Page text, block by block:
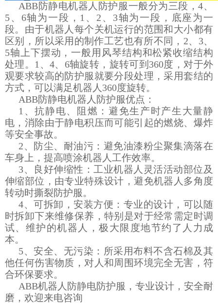
ABB防静电机器人防护服一般分为三段，4、
5、6轴为一段，1、2、3轴为一段，底座为一
段。由于机器人每个关机运行的范围和大小都有
区别，所以采用的制作工艺也有所不同，2、3、
5轴上下摆动，一般用风琴结构和松紧收缩结构
处理。1、4、6轴旋转，旋转可到360度，对于外
观要求较高的防护服就要分段处理，采用套结的
方式，可以满足机器人360度旋转。
ABB防静电机器人防护服优点：
1、抗静电、阻燃：避免生产时产生大量静
电，消除由于静电积压而可能引起的燃烧、爆炸
等安全事故。
2、防尘、耐油污：避免油漆粉尘聚集滴落在
车身上，提高喷涂机器人工作效率。
3、良好伸缩性：工业机器人灵活活动部位及
伸缩部位，由专业特殊设计，避免机器人多角度
转动时撕裂防护服。
4、可拆卸，安装方便：专业的设计，可以随
时拆卸下来维修保养，特别是对于经常需定时调
试、维护的机器人，极大限度地节约了人力成
本。
5、安全、无污染：所采用布料不含石棉及其
他任何伤害物质，对人和周围环境完全无害，符
合环保要求。
ABB机器人 防静电防护服，专业设计，安全耐
磨，欢迎来电咨询